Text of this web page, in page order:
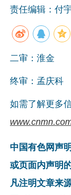
责任编辑：付
二审：淮金
终审：孟庆科
如需了解更多
中国有色网声
或页面内声明
凡注明文章来